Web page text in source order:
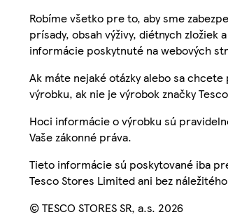
Robíme všetko pre to, aby sme
prísady, obsah výživy, diétnych
informácie poskytnuté na webových
Ak máte nejaké otázky alebo sa
výrobku, ak nie je výrobok značky
Hoci informácie o výrobku sú
Vaše zákonné práva.
Tieto informácie sú poskytované iba
Tesco Stores Limited ani bez
© TESCO STORES SR, a.s. 2026